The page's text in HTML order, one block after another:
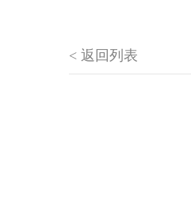
< 返回列表